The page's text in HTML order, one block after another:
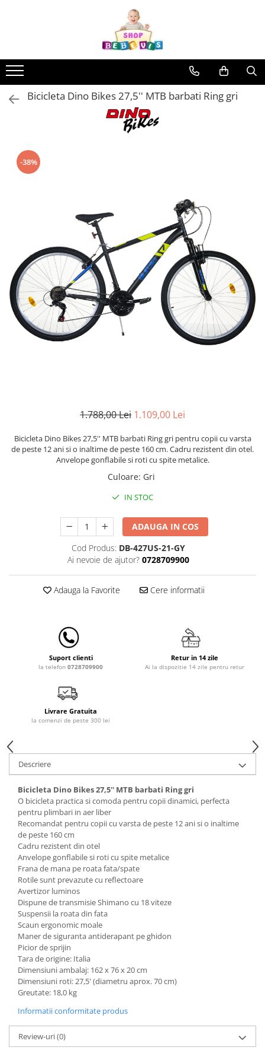
Carucioare copii
Carucioare copii sport
Carucioare copii 2in1
Accesorii carucioare copii
Genti mamici
Accesorii diverse carucioare
Landouri pentru bebelusi
Scaune auto copii
Camera copilului
Patuturi copii
Patuturi lemn pana la 120 x 60 cm
Patuturi lemn 140 x 70 cm
Saltele de la 120 x 60 cm
Saltele de la 140 x 70 cm
Lenjerii patut 120 x 60 cm
Lenjerii patut 140 x 70 cm
Lenjerie patuturi tineret
Baldachin patut
Perne copii si mamici
Comode copii
Bariere de protectie pat
Porti de siguranta
Sac de dormit copii
Fotolii copii
Leagane & balansoare & sezlonguri
Covorase de joaca
Carusele patut
Lampi de veghe
Mobilier Birou
Saltele de infasat
Scaun masa copii
La plimbare
Biciclete
Biciclete copii cu roti 10 inch (2-4
ani)
Biciclete copii cu roti 12 inch (3-6
ani)
Biciclete copii cu roti 14 inch (3-7
ani)
Biciclete copii cu roti 16 inch (4-9
ani)
Biciclete copii cu roti 20 inch
Biciclete cu roti 26 inch
Bicicleta Dino Bikes 27,5'' MTB barbati Ring gri
-38%
1.788,00 Lei 1.109,00 Lei
Bicicleta Dino Bikes 27,5'' MTB barbati Ring gri pentru copii cu varsta
de peste 12 ani si o inaltime de peste 160 cm. Cadru rezistent din otel.
Anvelope gonflabile si roti cu spite metalice.
Culoare: Gri
IN STOC
ADAUGA IN COS
Cod Produs: DB-427US-21-GY
Ai nevoie de ajutor? 0728709900
Adauga la Favorite Cere informatii
Suport clienti
la telefon 0728709900
Retur in 14 zile
Ai la dispozitie 14 zile pentru retur
Livrare Gratuita
la comenzi de peste 300 lei
Descriere
Bicicleta Dino Bikes 27,5'' MTB barbati Ring gri
O bicicleta practica si comoda pentru copii dinamici, perfecta
pentru plimbari in aer liber
Recomandat pentru copii cu varsta de peste 12 ani si o inaltime
de peste 160 cm
Cadru rezistent din otel
Anvelope gonflabile si roti cu spite metalice
Frana de mana pe roata fata/spate
Rotile sunt prevazute cu reflectoare
Avertizor luminos
Dispune de transmisie Shimano cu 18 viteze
Suspensii la roata din fata
Scaun ergonomic moale
Maner de siguranta antiderapant pe ghidon
Picior de sprijin
Tara de origine: Italia
Dimensiuni ambalaj: 162 x 76 x 20 cm
Dimensiuni roti: 27,5' (diametru aprox. 70 cm)
Greutate: 18,0 kg
Informatii conformitate produs
Review-uri(0)